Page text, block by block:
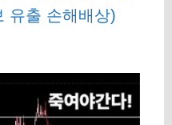
유출 손해배상)